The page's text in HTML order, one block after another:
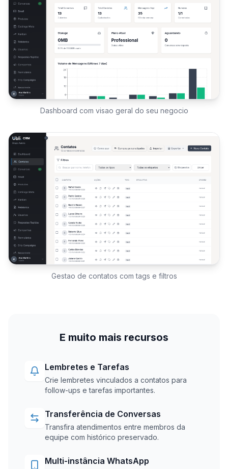
Dashboard com visao geral do seu negocio
Gestao de contatos com tags e filtros
E muito mais recursos
Lembretes e Tarefas
Crie lembretes vinculados a contatos para
follow-ups e tarefas importantes.
Transferência de Conversas
Transfira atendimentos entre membros da
equipe com histórico preservado.
Multi-instância WhatsApp